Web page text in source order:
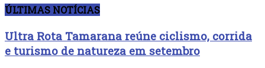
ÚLTIMAS NOTÍCIAS
Ultra Rota Tamarana reúne ciclismo, corrida
e turismo de natureza em setembro